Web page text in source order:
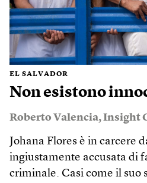
EL SALVADOR
Non esistono
Roberto Valencia,Insight
Johana Flores è in carcere
ingiustamente accusata di
criminale. Casi come il suo